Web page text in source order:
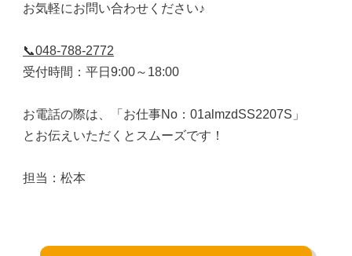
お気軽にお問い合わせください♪
📞048-788-2772
受付時間：平日9:00～18:00
お電話の際は、「お仕事No：01almzdSS2207S」
とお伝えいただくとスムーズです！
担当：松本